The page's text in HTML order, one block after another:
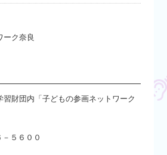
ーク奈良
習財団内「子どもの参画ネットワーク
５６００